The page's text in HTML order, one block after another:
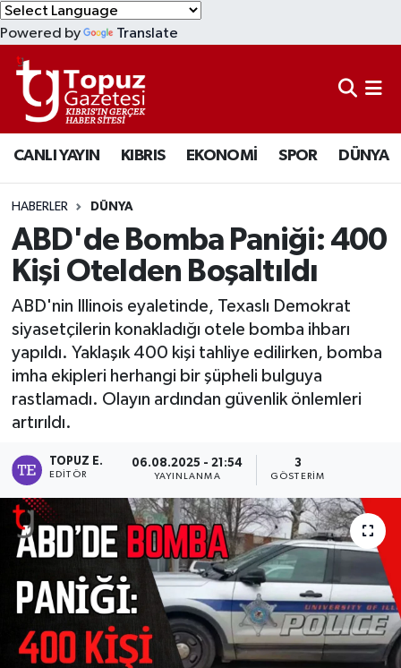
Powered by Translate
CANLI YAYIN KIBRIS EKONOMİ SPOR DÜNYA
HABERLER DÜNYA
ABD'de Bomba Paniği: 400
Kişi Otelden Boşaltıldı
ABD'nin Illinois eyaletinde, Texaslı Demokrat
siyasetçilerin konakladığı otele bomba ihbarı
yapıldı. Yaklaşık 400 kişi tahliye edilirken, bomba
imha ekipleri herhangi bir şüpheli bulguya
rastlamadı. Olayın ardından güvenlik önlemleri
artırıldı.
TOPUZ E.
EDITÖR
06.08.2025 - 21:54
YAYINLANMA
3
GÖSTERIM
KIBRIS
DÜNYA
EKONOMİ
MAGAZİN
SAĞLIK
SPOR
TEKNOLOJİ
TÜRKİYE
Lefkoşa Nöbetçi Eczaneler
Lefkoşa Hava Durumu
Lefkoşa Trafik Yoğunluk Haritası
Süper Lig Puan Durumu ve Fikstür
Tüm Manşetler
Son Dakika Haberleri
Haber Arşivi